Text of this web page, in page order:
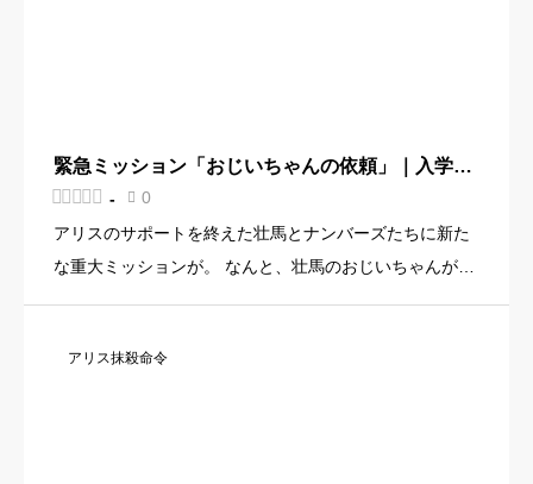
緊急ミッション「おじいちゃんの依頼」｜入学傭
兵ネタバレ【193話～195話】
   -  0
アリスのサポートを終えた壮馬とナンバーズたちに新た
な重大ミッションが。 なんと、壮馬のおじいちゃんが
スケールで実現する […]
アリス抹殺命令